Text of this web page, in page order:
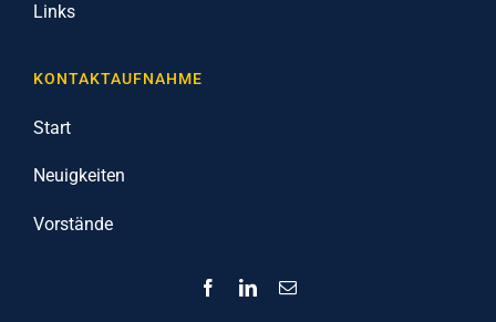
Links
KONTAKTAUFNAHME
Start
Neuigkeiten
Vorstände